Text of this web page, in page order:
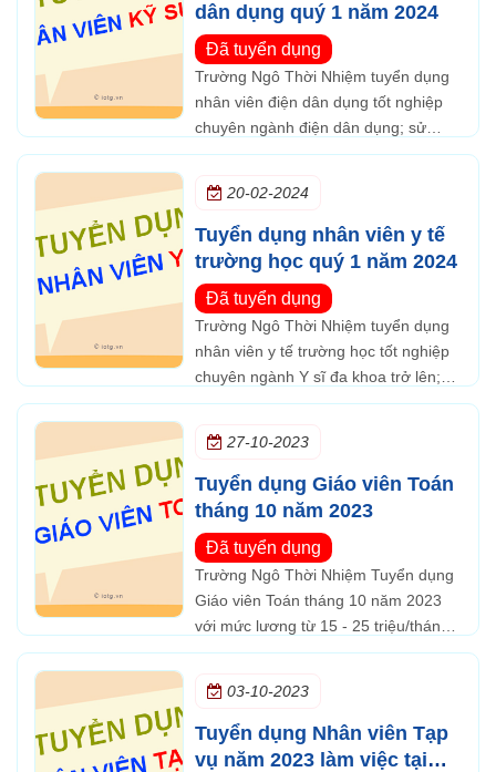
dân dụng quý 1 năm 2024
Đã tuyển dụng
Trường Ngô Thời Nhiệm tuyển dụng
nhân viên điện dân dụng tốt nghiệp
chuyên ngành điện dân dụng; sử
dụng thành thạo các phần mềm vi
20-02-2024
Tuyển dụng nhân viên y tế
trường học quý 1 năm 2024
Đã tuyển dụng
Trường Ngô Thời Nhiệm tuyển dụng
nhân viên y tế trường học tốt nghiệp
chuyên ngành Y sĩ đa khoa trở lên;
sử dụng thành thạo các phần mềm vi
27-10-2023
Tuyển dụng Giáo viên Toán
tháng 10 năm 2023
Đã tuyển dụng
Trường Ngô Thời Nhiệm Tuyển dụng
Giáo viên Toán tháng 10 năm 2023
với mức lương từ 15 - 25 triệu/tháng
và được hưởng các chế độ theo quy
03-10-2023
Tuyển dụng Nhân viên Tạp
vụ năm 2023 làm việc tại